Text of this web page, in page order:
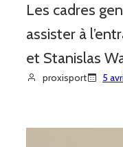
Les cadres
assister à
et Stanislas
proxisport 5